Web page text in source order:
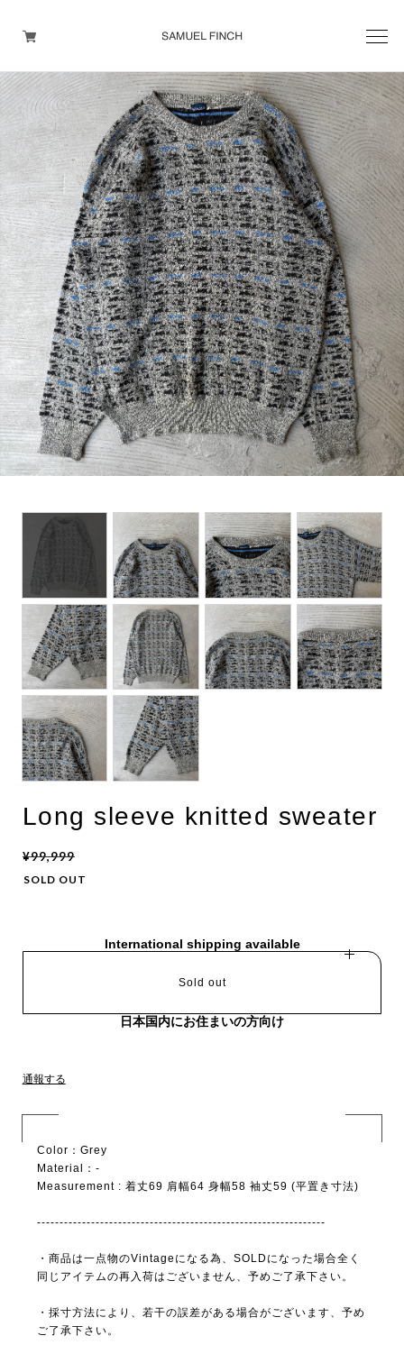
Men's
Maison Martin Margiela
Helmut Lang
Yohji Yamamoto
Other brands
TOPS
OUTER WEAR
BOTTOMS
DESIGNERS ARCHIVES
Long sleeve knitted sweater
¥99,999
SOLD OUT
International shipping available
Sold out
日本国内にお住まいの方向け
通報する
Color：Grey
Material：-
Measurement : 着丈69 肩幅64 身幅58 袖丈59 (平置き寸法)
----------------------------------------------------------------
・商品は一点物のVintageになる為、SOLDになった場合全く
同じアイテムの再入荷はございません、予めご了承下さい。
・採寸方法により、若干の誤差がある場合がございます、予め
ご了承下さい。